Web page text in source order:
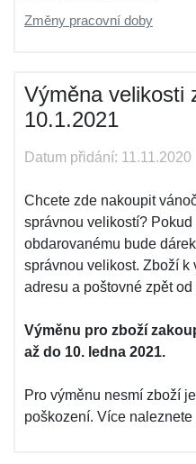
Změny pracovní doby
Výměna velikosti
10.1.2021
Datum přidání: 11.11.2020
Chcete zde nakoupit
správnou velikostí?
obdarovanému bude
správnou velikost. Zboží k
adresu a poštovné zpět
Výměnu pro zboží
až do 10. ledna 2021.
Pro výměnu nesmí zboží
poškození. Více